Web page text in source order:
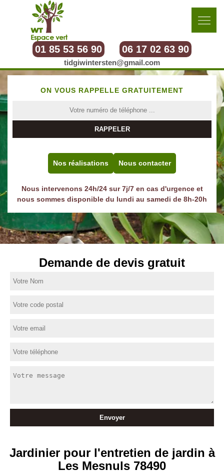
01 85 53 56 90 06 17 02 63 90
tidgiwintersten@gmail.com
ON VOUS RAPPELLE GRATUITEMENT
Nos réalisations Nous contacter
Nous intervenons 24h/24 sur 7j/7 en cas d'urgence et
nous sommes disponible du lundi au samedi de 8h-20h
Demande de devis gratuit
Jardinier pour l'entretien de jardin à
Les Mesnuls 78490